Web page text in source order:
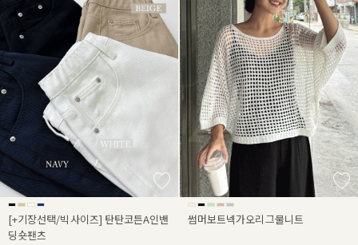
[+기장선택/빅사이즈] 탄탄코튼A인밴
딩숏팬츠
썸머보트넥가오리그물니트